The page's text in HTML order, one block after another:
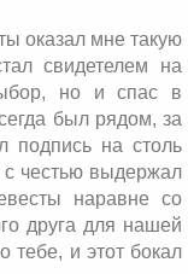
оказал мне такую
свидетелем на
но и спас в
был рядом, за
подпись на столь
с честью выдержал
наравне со
друга для нашей
тебе, и этот бокал